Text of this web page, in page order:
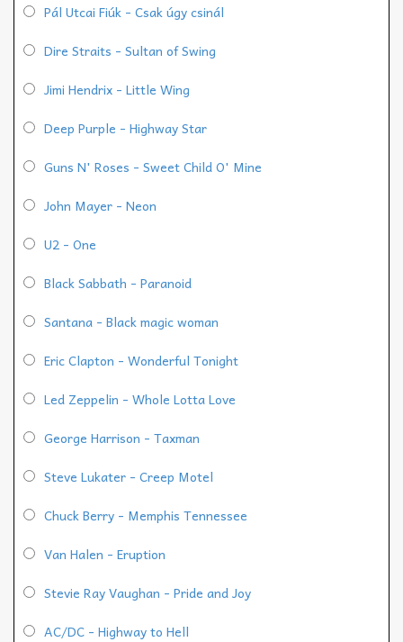
Pál Utcai Fiúk - Csak úgy csinál
Dire Straits - Sultan of Swing
Jimi Hendrix - Little Wing
Deep Purple - Highway Star
Guns N' Roses - Sweet Child O' Mine
John Mayer - Neon
U2 - One
Black Sabbath - Paranoid
Santana - Black magic woman
Eric Clapton - Wonderful Tonight
Led Zeppelin - Whole Lotta Love
George Harrison - Taxman
Steve Lukater - Creep Motel
Chuck Berry - Memphis Tennessee
Van Halen - Eruption
Stevie Ray Vaughan - Pride and Joy
AC/DC - Highway to Hell